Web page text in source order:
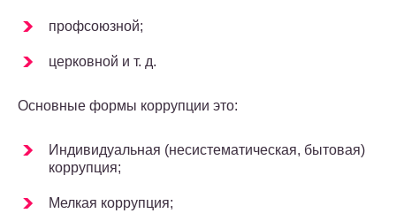
профсоюзной;
церковной и т. д.
Основные формы коррупции это:
Индивидуальная (несистематическая, бытовая)
коррупция;
Мелкая коррупция;